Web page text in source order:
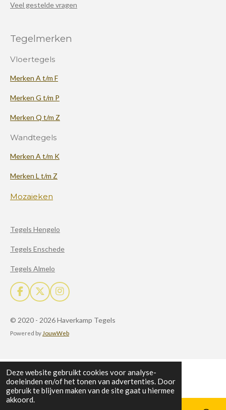
Deze website gebruikt cookies voor analyse-
doeleinden en/of het tonen van advertenties. Door
gebruik te blijven maken van de site gaat u hiermee
akkoord.
Veel gestelde vragen
Tegelmerken
Vloertegels
Merken A t/m F
Merken G t/m P
Merken Q t/m Z
Wandtegels
Merken A t/m K
Merken L t/m Z
Mozaieken
Tegels Hengelo
Tegels Enschede
Tegels Almelo
F
a
e
b
X
I
n
t
a
m
© 2020 - 2026 Haverkamp Tegels
Powered by JouwWeb